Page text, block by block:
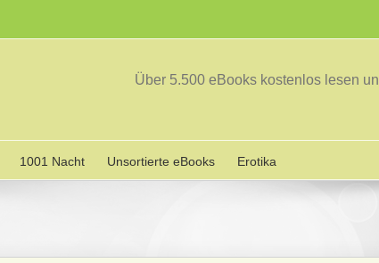
Über 5.500 eBooks kostenlos lesen
1001 Nacht Unsortierte eBooks Erotika